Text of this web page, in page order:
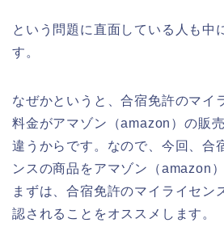
という問題に直面している人も中
す。
なぜかというと、合宿免許のマイ
料金がアマゾン（amazon）の販
違うからです。なので、今回、合
ンスの商品をアマゾン（amazon
まずは、合宿免許のマイライセン
認されることをオススメします。